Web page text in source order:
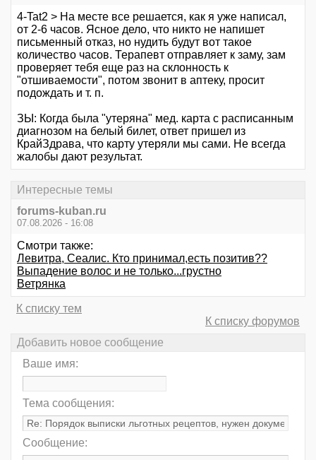
4-Tat2 > На месте все решается, как я уже написал,
от 2-6 часов. Ясное дело, что никто не напишет
письменный отказ, но нудить будут вот такое
количество часов. Терапевт отправляет к заму, зам
проверяет тебя еще раз на склонность к
"отшиваемости", потом звонит в аптеку, просит
подождать и т. п.
ЗЫ: Когда была "утеряна" мед. карта с расписанным
диагнозом на белый билет, ответ пришел из
КрайЗдрава, что карту утеряли мы сами. Не всегда
жалобы дают результат.
Интересные темы
forums-kuban.ru
07.08.2026 - 16:08
Смотри также:
Левитра, Сеалис. Кто принимал,есть позитив??
Выпадение волос и не только...грустно
Ветрянка
К списку тем
К списку форумов
Добавить новое сообщение
Ваше имя:
Тема сообщения:
Сообщение: